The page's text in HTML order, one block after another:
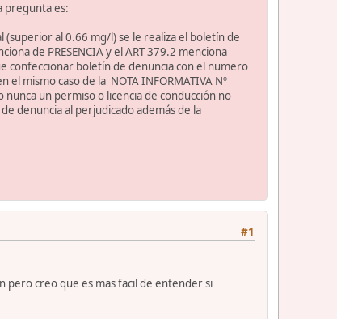
pregunta es:
al 0.66 mg/l) se le realiza el boletín de
de PRESENCIA y el ART 379.2 menciona
confeccionar boletín de denuncia con el numero
el mismo caso de la NOTA INFORMATIVA Nº
un permiso o licencia de conducción no
denuncia al perjudicado además de la
#1
pero creo que es mas facil de entender si